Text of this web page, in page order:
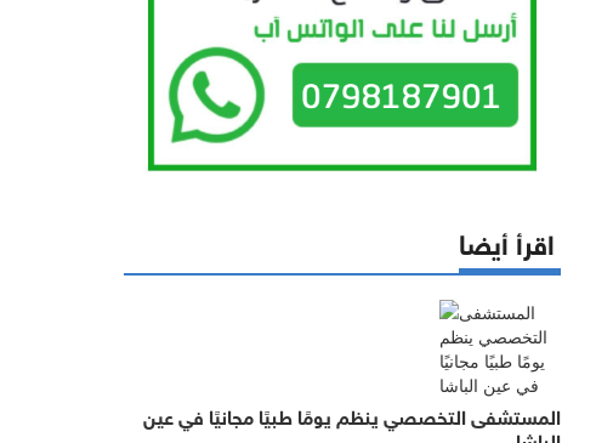
اقرأ أيضا
المستشفى التخصصي ينظم يومًا طبيًا مجانيًا في عين